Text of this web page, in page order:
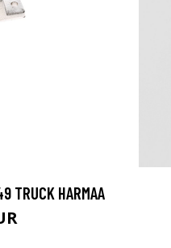
TRUCK HARMAA